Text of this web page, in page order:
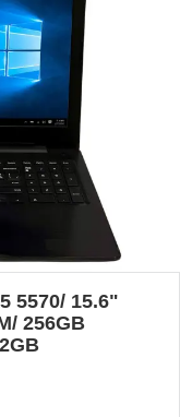
5570/ 15.6"
256GB